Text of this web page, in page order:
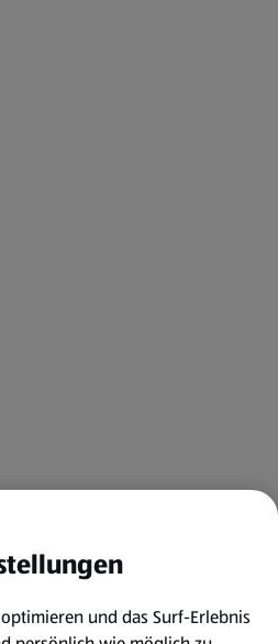
und das Surf-Erlebnis